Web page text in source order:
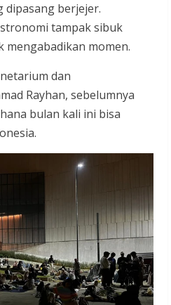
dipasang berjejer.
tampak sibuk
momen.
dan
Rayhan, sebelumnya
bulan kali ini bisa